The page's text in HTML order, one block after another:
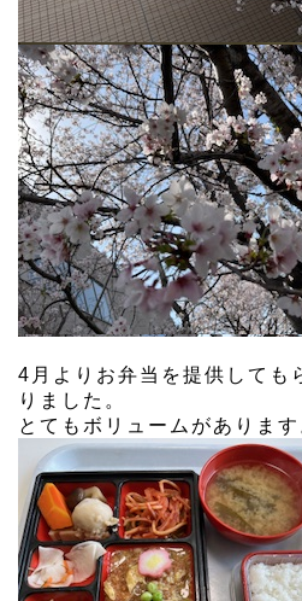
4月よりお弁当を提供しても
りました。
とてもボリュームがあります